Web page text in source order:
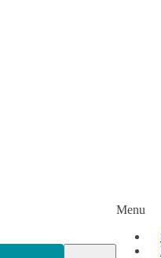
Menu